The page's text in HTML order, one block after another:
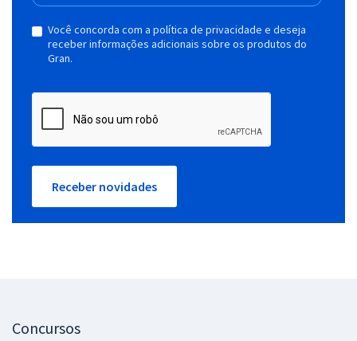
Você concorda com a política de privacidade e deseja
receber informações adicionais sobre os produtos do
Gran.
Receber novidades
Concursos